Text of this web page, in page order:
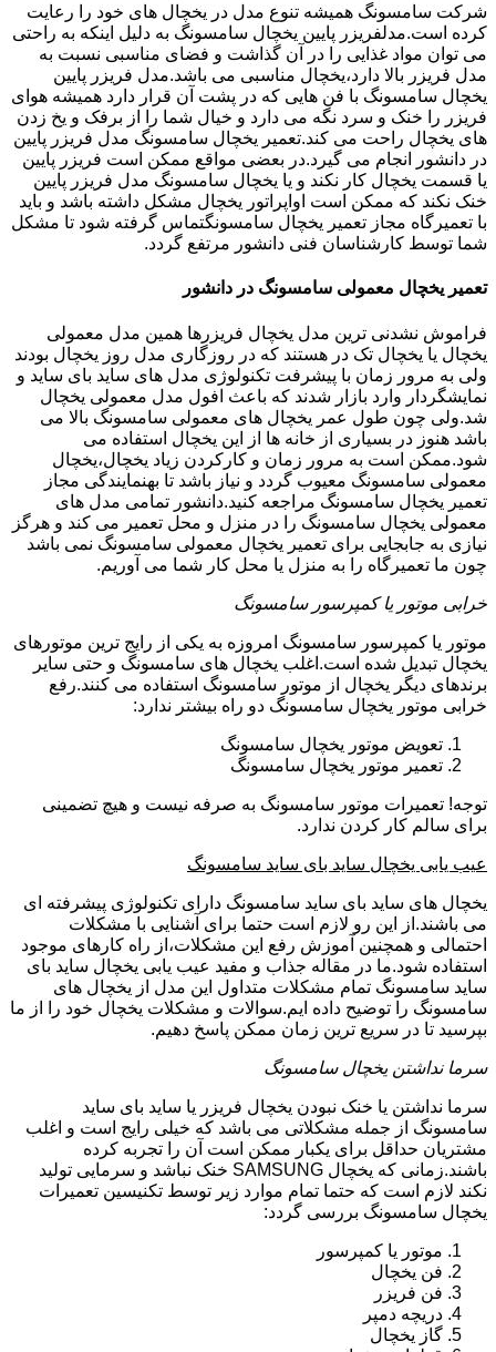
شرکت سامسونگ همیشه تنوع مدل در یخچال های خود را رعایت
کرده است.مدلفریزر پایین یخچال سامسونگ به دلیل اینکه به راحتی
می توان مواد غذایی را در آن گذاشت و فضای مناسبی نسبت به
مدل فریزر بالا دارد،یخچال مناسبی می باشد.مدل فریزر پایین
یخچال سامسونگ با فن هایی که در پشت آن قرار دارد همیشه هوای
فریزر را خنک و سرد نگه می دارد و خیال شما را از برفک و یخ زدن
های یخچال راحت می کند.تعمیر یخچال سامسونگ مدل فریزر پایین
در دانشور انجام می گیرد.در بعضی مواقع ممکن است فریزر پایین
یا قسمت یخچال کار نکند و یا یخچال سامسونگ مدل فریزر پایین
خنک نکند که ممکن است اواپراتور یخچال مشکل داشته باشد و باید
با تعمیرگاه مجاز تعمیر یخچال سامسونگتماس گرفته شود تا مشکل
شما توسط کارشناسان فنی دانشور مرتفع گردد.
تعمیر یخچال معمولی سامسونگ در دانشور
فراموش نشدنی ترین مدل یخچال فریزرها همین مدل معمولی
یخچال یا یخچال تک در هستند که در روزگاری مدل روز یخچال بودند
ولی به مرور زمان با پیشرفت تکنولوژی مدل های ساید بای ساید و
نمایشگردار وارد بازار شدند که باعث افول مدل معمولی یخچال
شد.ولی چون طول عمر یخچال های معمولی سامسونگ بالا می
باشد هنوز در بسیاری از خانه ها از این یخچال استفاده می
شود.ممکن است به مرور زمان و کارکردن زیاد یخچال،یخچال
معمولی سامسونگ معیوب گردد و نیاز باشد تا بهنمایندگی مجاز
تعمیر یخچال سامسونگ مراجعه کنید.دانشور تمامی مدل های
معمولی یخچال سامسونگ را در منزل و محل تعمیر می کند و هرگز
نیازی به جابجایی برای تعمیر یخچال معمولی سامسونگ نمی باشد
چون ما تعمیرگاه را به منزل یا محل کار شما می آوریم.
خرابی موتور یا کمپرسور سامسونگ
موتور یا کمپرسور سامسونگ امروزه به یکی از رایج ترین موتورهای
یخچال تبدیل شده است.اغلب یخچال های سامسونگ و حتی سایر
برندهای دیگر یخچال از موتور سامسونگ استفاده می کنند.رفع
خرابی موتور یخچال سامسونگ دو راه بیشتر ندارد:
تعویض موتور یخچال سامسونگ
تعمیر موتور یخچال سامسونگ
توجه! تعمیرات موتور سامسونگ به صرفه نیست و هیچ تضمینی
برای سالم کار کردن ندارد.
عیب یابی یخچال ساید بای ساید سامسونگ
یخچال های ساید بای ساید سامسونگ دارای تکنولوژی پیشرفته ای
می باشند.از این رو لازم است حتما برای آشنایی با مشکلات
احتمالی و همچنین آموزش رفع این مشکلات،از راه کارهای موجود
استفاده شود.ما در مقاله جذاب و مفید عیب یابی یخچال ساید بای
ساید سامسونگ تمام مشکلات متداول این مدل از یخچال های
سامسونگ را توضیح داده ایم.سوالات و مشکلات یخچال خود را از ما
بپرسید تا در سریع ترین زمان ممکن پاسخ دهیم.
سرما نداشتن یخچال سامسونگ
سرما نداشتن یا خنک نبودن یخچال فریزر یا ساید بای ساید
سامسونگ از جمله مشکلاتی می باشد که خیلی رایج است و اغلب
مشتریان حداقل برای یکبار ممکن است آن را تجربه کرده
باشند.زمانی که یخچال SAMSUNG خنک نباشد و سرمایی تولید
نکند لازم است که حتما تمام موارد زیر توسط تکنیسین تعمیرات
یخچال سامسونگ بررسی گردد:
موتور یا کمپرسور
فن یخچال
فن فریزر
دریچه دمپر
گاز یخچال